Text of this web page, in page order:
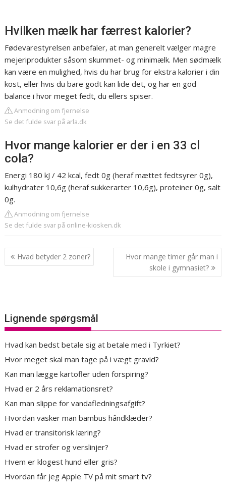
Hvilken mælk har færrest kalorier?
Fødevarestyrelsen anbefaler, at man generelt vælger magre
mejeriprodukter såsom skummet- og minimælk. Men sødmælk
kan være en mulighed, hvis du har brug for ekstra kalorier i din
kost, eller hvis du bare godt kan lide det, og har en god
balance i hvor meget fedt, du ellers spiser.
Anmodning om fjernelse
Se det fulde svar på arla.dk
Hvor mange kalorier er der i en 33 cl
cola?
Energi 180 kJ / 42 kcal, fedt 0g (heraf mættet fedtsyrer 0g),
kulhydrater 10,6g (heraf sukkerarter 10,6g), proteiner 0g, salt
0g.
Anmodning om fjernelse
Se det fulde svar på online-kiosken.dk
Indlægsnavigation
Hvad betyder 2 zoner?
Hvor mange timer går man i
skole i gymnasiet?
Lignende spørgsmål
Hvad kan bedst betale sig at betale med i Tyrkiet?
Hvor meget skal man tage på i vægt gravid?
Kan man lægge kartofler uden forspiring?
Hvad er 2 års reklamationsret?
Kan man slippe for vandafledningsafgift?
Hvordan vasker man bambus håndklæder?
Hvad er transitorisk læring?
Hvad er strofer og verslinjer?
Hvem er klogest hund eller gris?
Hvordan får jeg Apple TV på mit smart tv?